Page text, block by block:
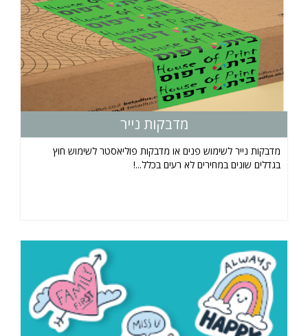
מדבקות נייר
מדבקות נייר לשימוש פנים או מדבקות פוליאסטר לשימוש חוץ
בגדלים שונים במחירים לא רעים בכלל...!